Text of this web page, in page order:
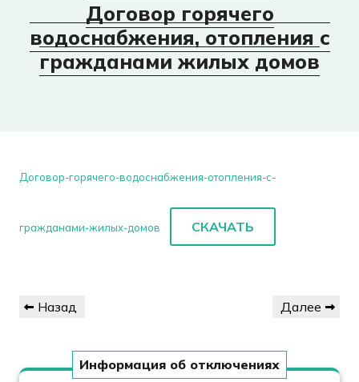
Договор горячего
водоснабжения, отопления с
гражданами жилых домов
Договор-горячего-водоснабжения-отопления-с-
гражданами-жилых-домов СКАЧАТЬ
по
Предыдущая
Назад
Следующая
Далее
Информация об отключениях